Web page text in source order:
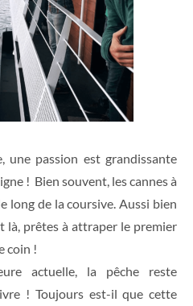
une passion est grandissante
! Bien souvent, les cannes à
long de la coursive. Aussi bien
là, prêtes à attraper le premier
coin !
actuelle, la pêche reste
! Toujours est-il que cette